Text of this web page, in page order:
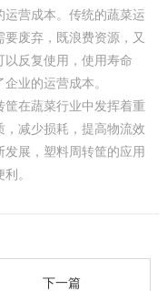
营成本。传统的蔬菜运
废弃，既浪费资源，又
反复使用，使用寿命
业的运营成本。
在蔬菜行业中发挥着重
减少损耗，提高物流效
展，塑料周转筐的应用
。
下一篇